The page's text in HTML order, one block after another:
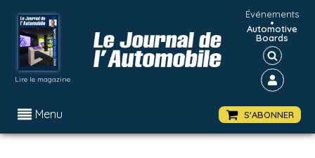
Lire le magazine
Événements
•
Automotive
Boards
Menu S'ABONNER